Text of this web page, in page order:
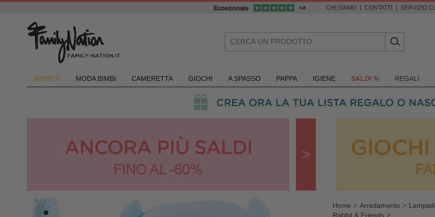
CHI SIAMO CONTATTI SERVIZIO
NOVITÀ MODA BIMBI CAMERETTA GIOCHI A SPASSO PAPPA IGIENE SALDI % REGALI
Home Arredamento
Rabbit & Friends